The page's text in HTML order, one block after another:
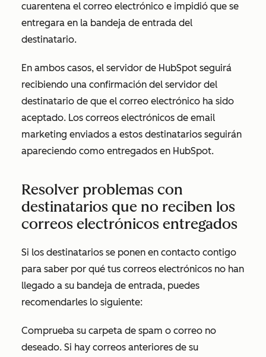
cuarentena el correo electrónico e impidió que se
entregara en la bandeja de entrada del
destinatario.
En ambos casos, el servidor de HubSpot seguirá
recibiendo una confirmación del servidor del
destinatario de que el correo electrónico ha sido
aceptado. Los correos electrónicos de email
marketing enviados a estos destinatarios seguirán
apareciendo como entregados en HubSpot.
Resolver problemas con
destinatarios que no reciben los
correos electrónicos entregados
Si los destinatarios se ponen en contacto contigo
para saber por qué tus correos electrónicos no han
llegado a su bandeja de entrada, puedes
recomendarles lo siguiente:
Comprueba su carpeta de spam o correo no
deseado. Si hay correos anteriores de su